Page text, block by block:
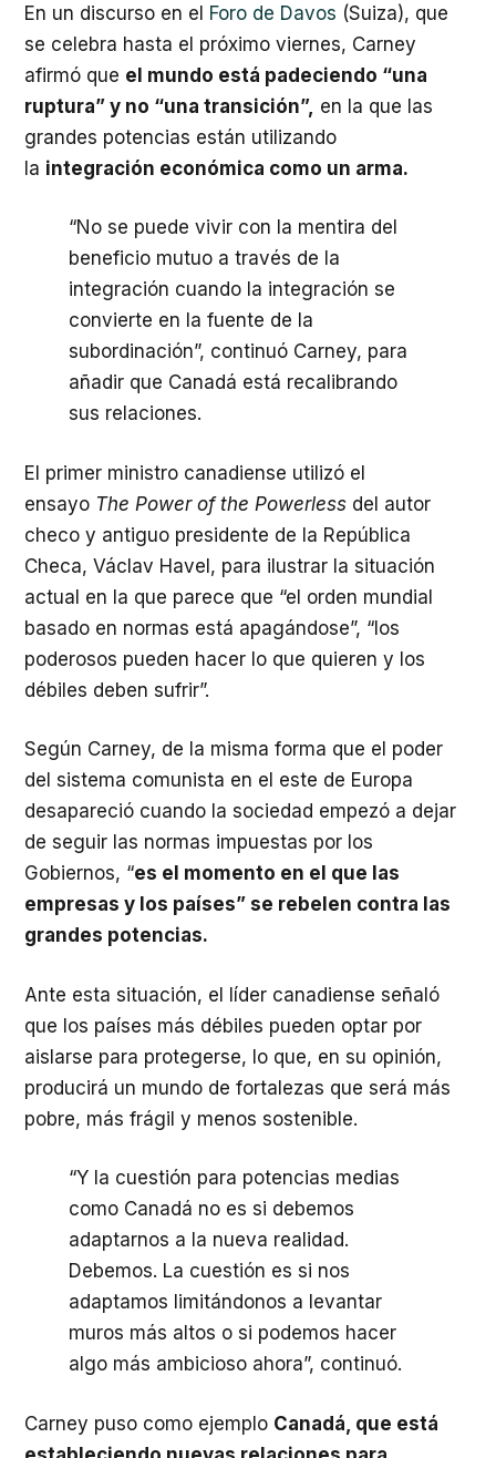
En un discurso en el Foro de Davos (Suiza), que
se celebra hasta el próximo viernes, Carney
afirmó que el mundo está padeciendo “una
ruptura” y no “una transición”, en la que las
grandes potencias están utilizando
la integración económica como un arma.
“No se puede vivir con la mentira del
beneficio mutuo a través de la
integración cuando la integración se
convierte en la fuente de la
subordinación”, continuó Carney, para
añadir que Canadá está recalibrando
sus relaciones.
El primer ministro canadiense utilizó el
ensayo The Power of the Powerless del autor
checo y antiguo presidente de la República
Checa, Václav Havel, para ilustrar la situación
actual en la que parece que “el orden mundial
basado en normas está apagándose”, “los
poderosos pueden hacer lo que quieren y los
débiles deben sufrir”.
Según Carney, de la misma forma que el poder
del sistema comunista en el este de Europa
desapareció cuando la sociedad empezó a dejar
de seguir las normas impuestas por los
Gobiernos, “es el momento en el que las
empresas y los países” se rebelen contra las
grandes potencias.
Ante esta situación, el líder canadiense señaló
que los países más débiles pueden optar por
aislarse para protegerse, lo que, en su opinión,
producirá un mundo de fortalezas que será más
pobre, más frágil y menos sostenible.
“Y la cuestión para potencias medias
como Canadá no es si debemos
adaptarnos a la nueva realidad.
Debemos. La cuestión es si nos
adaptamos limitándonos a levantar
muros más altos o si podemos hacer
algo más ambicioso ahora”, continuó.
Carney puso como ejemplo Canadá, que está